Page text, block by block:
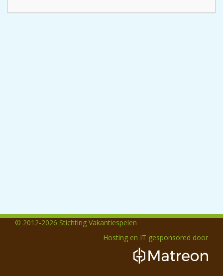
© 2012-2026 Stichting Vakantiespelen
Hosting en IT gesponsored door